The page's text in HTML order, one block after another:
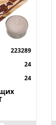
223289
24
24